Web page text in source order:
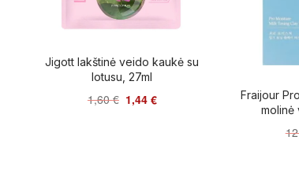
Jigott lakštinė veido kaukė su
lotusu, 27ml
1,60€ 1,44€
Fraijour
molinė